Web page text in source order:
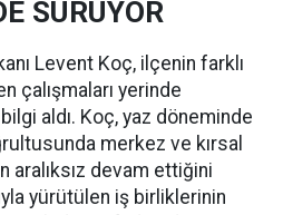
SÜRÜYOR
Levent Koç, ilçenin farklı
çalışmaları yerinde
aldı. Koç, yaz döneminde
merkez ve kırsal
aralıksız devam ettiğini
yürütülen iş birliklerinin